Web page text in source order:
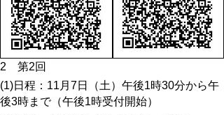
2 第2回
(1)日程：11月7日（土）午後1時30分から午
後3時まで（午後1時受付開始）